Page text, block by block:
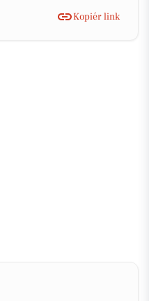
Kopiér link